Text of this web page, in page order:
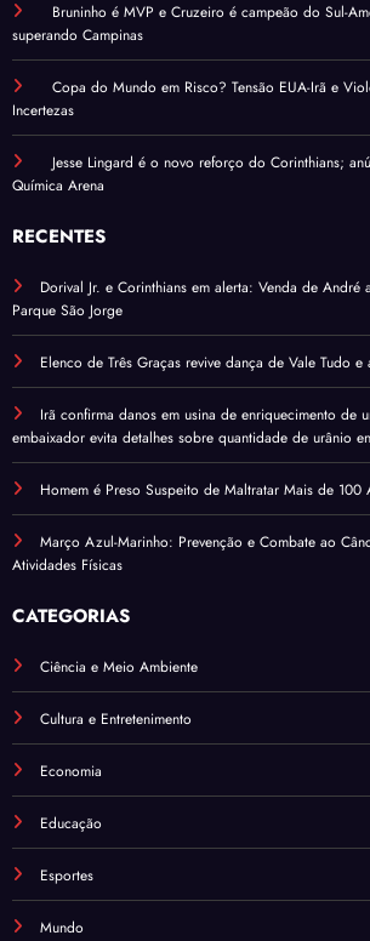
Bruninho é MVP e Cruzeiro é campeão do Sul-
superando Campinas
Copa do Mundo em Risco? Tensão EUA-Irã e
Incertezas
Jesse Lingard é o novo reforço do Corinthians;
Química Arena
RECENTES
Dorival Jr. e Corinthians em alerta: Venda de André
Parque São Jorge
Elenco de Três Graças revive dança de Vale Tudo e
Irã confirma danos em usina de enriquecimento de
embaixador evita detalhes sobre quantidade de urânio
Homem é Preso Suspeito de Maltratar Mais de 100
Março Azul-Marinho: Prevenção e Combate ao
Atividades Físicas
CATEGORIAS
Ciência e Meio Ambiente
Cultura e Entretenimento
Economia
Educação
Esportes
Mundo